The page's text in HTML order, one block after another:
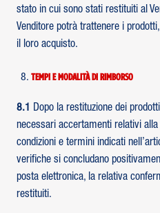
stato in cui sono stati restituiti al
Venditore potrà trattenere i
il loro acquisto.
Tempi e modalità di rimborso
8.1 Dopo la restituzione dei
necessari accertamenti relativi
condizioni e termini indicati
verifiche si concludano
posta elettronica, la relativa
restituiti.